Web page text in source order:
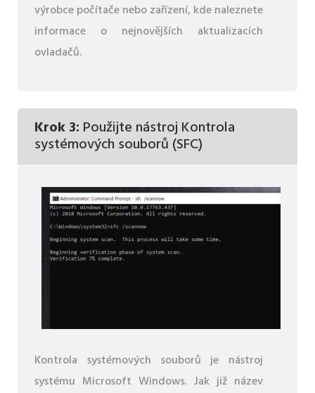
výrobce počítače nebo zařízení, kde naleznete
informace o nejnovějších aktualizacích
ovladačů.
Krok 3: Použijte nástroj Kontrola
systémových souborů (SFC)
Kontrola systémových souborů je nástroj
systému Microsoft Windows. Jak již název